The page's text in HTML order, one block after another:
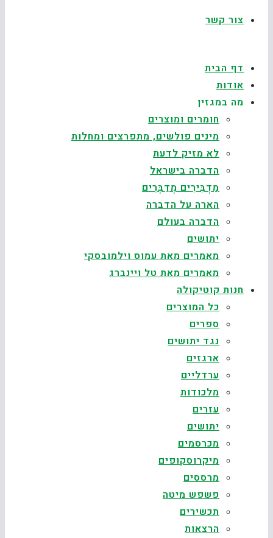
צור קשר
דף הבית
אודות
מה במגזין
חומרים ומוצרים
מינים פולשים, מתפרצים ומחלות
לא מזיק לדעת
הדברה בישראל
מַדְבִּירִים מְדַבְּרִים
הארה על הדברה
הדברה בעולם
יתושים
מאמרים מאת עמוס וילמובסקי
מאמרים מאת טל ויינברג
חנות קוטיקולה
כל המוצרים
ספרים
נגד יתושים
ארגזים
ערדליים
מלכודות
עזרים
יתושים
מכרסמים
מיקרוסקופים
מרססים
פשפש מיטה
תכשירים
הרצאות